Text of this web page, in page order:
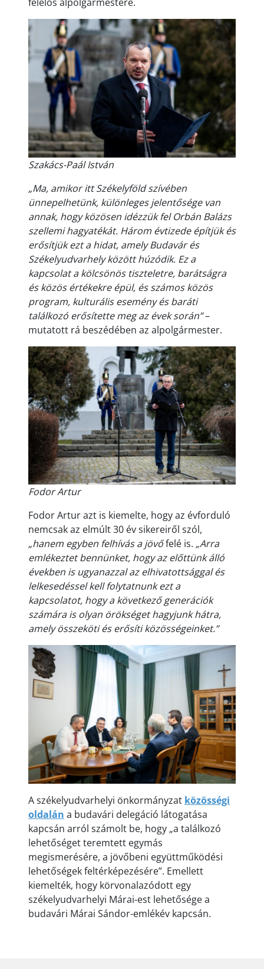
Szakács-Paál István
„Ma, amikor itt Székelyföld szívében
ünnepelhetünk, különleges jelentősége van
annak, hogy közösen idézzük fel Orbán Balázs
szellemi hagyatékát. Három évtizede építjük és
erősítjük ezt a hidat, amely Budavár és
Székelyudvarhely között húzódik. Ez a
kapcsolat a kölcsönös tiszteletre, barátságra
és közös értékekre épül, és számos közös
program, kulturális esemény és baráti
találkozó erősítette meg az évek során”–
mutatott rá beszédében az alpolgármester.
Fodor Artur
Fodor Artur azt is kiemelte, hogy az évforduló
nemcsak az elmúlt 30 év sikereiről szól,
„hanem egyben felhívás a jövőfelé is. „Arra
emlékeztet bennünket, hogy az előttünk álló
években is ugyanazzal az elhivatottsággal és
lelkesedéssel kell folytatnunk ezt a
kapcsolatot, hogy a következő generációk
számára is olyan örökséget hagyjunk hátra,
amely összeköti és erősíti közösségeinket.”
A székelyudvarhelyi önkormányzat közösségi
oldalán a budavári delegáció látogatása
kapcsán arról számolt be, hogy „a találkozó
lehetőséget teremtett egymás
megismerésére, a jövőbeni együttműködési
lehetőségek feltérképezésére”. Emellett
kiemelték, hogy körvonalazódott egy
székelyudvarhelyi Márai-est lehetősége a
budavári Márai Sándor-emlékév kapcsán.